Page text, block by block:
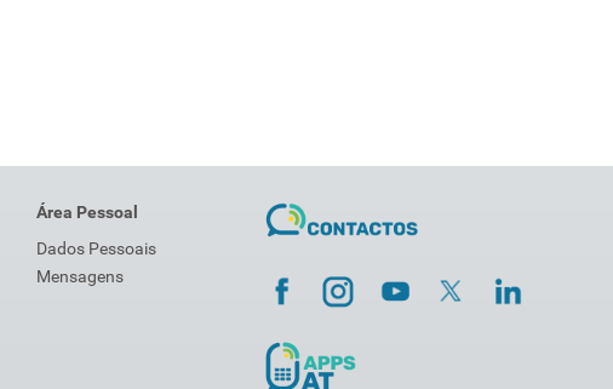
Área Pessoal
Dados Pessoais
Mensagens